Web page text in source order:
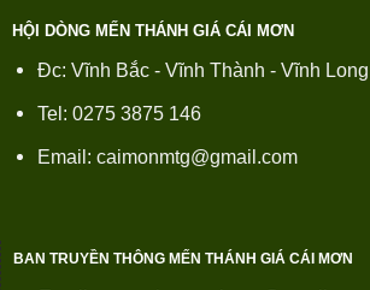
HỘI DÒNG MẾN THÁNH GIÁ CÁI MƠN
Đc: Vĩnh Bắc - Vĩnh Thành - Vĩnh Long
Tel: 0275 3875 146
Email: caimonmtg@gmail.com
BAN TRUYỀN THÔNG MẾN THÁNH GIÁ CÁI MƠN